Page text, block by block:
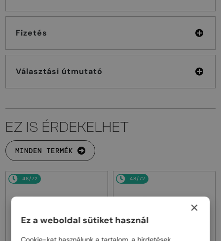
Fizetés
Választási útmutató
EZ IS ÉRDEKELHET
MINDEN TERMÉK
48/72 48/72
×
Ez a weboldal sütiket használ